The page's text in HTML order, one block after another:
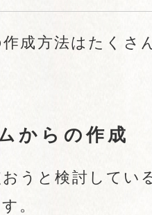
成方法はたくさ
からの作成
うと検討してい
。